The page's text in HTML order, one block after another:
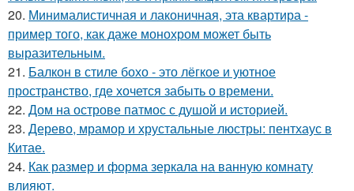
20. Минималистичная и лаконичная, эта квартира -
пример того, как даже монохром может быть
выразительным.
21. Балкон в стиле бохо - это лёгкое и уютное
пространство, где хочется забыть о времени.
22. Дом на острове патмос с душой и историей.
23. Дерево, мрамор и хрустальные люстры: пентхаус в
Китае.
24. Как размер и форма зеркала на ванную комнату
влияют.